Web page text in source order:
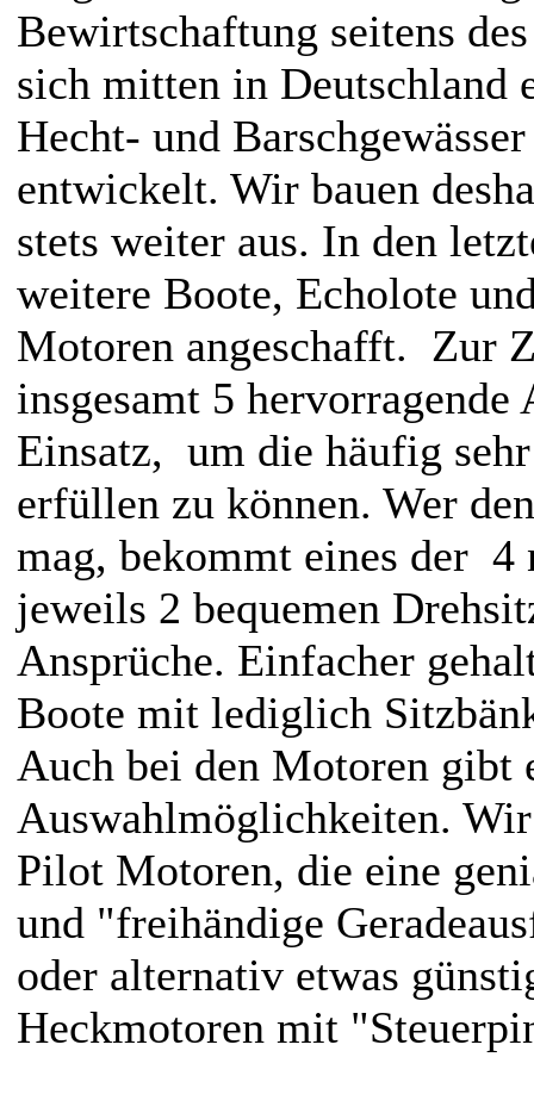
Bewirtschaftung seitens
sich mitten in Deutschland
Hecht- und
entwickelt. Wir bauen
stets weiter aus. In den
weitere Boote, Echolote
Motoren angeschafft. Zur
insgesamt 5
Einsatz, um die häufig
erfüllen zu können. Wer
mag, bekommt eines der 4
jeweils 2 bequemen
Ansprüche. Einfacher
Boote mit lediglich
Auch bei den Motoren gibt
Auswahlmöglichkeiten.
Pilot Motoren, die eine
und "freihändige
oder alternativ etwas
Heckmotoren mit